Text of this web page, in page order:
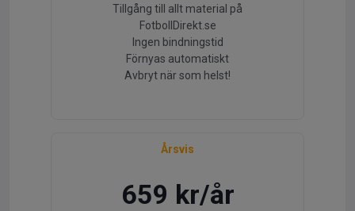
Tillgång till allt material på
FotbollDirekt.se
Ingen bindningstid
Förnyas automatiskt
Avbryt när som helst!
Årsvis
659 kr/år